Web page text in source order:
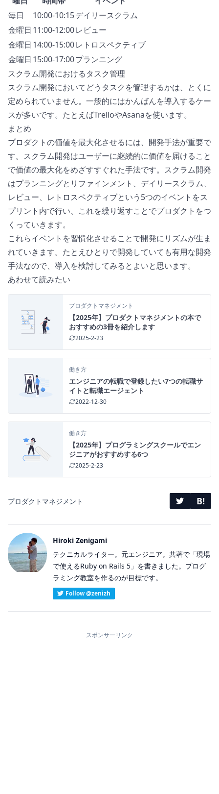
毎日
10:00-10:15デイリースクラム
金曜日 11:00-12:00レビュー
金曜日 14:00-15:00レトロスペクティブ
金曜日 15:00-17:00プランニング
スクラム開発におけるタスク管理
スクラム開発においてどうタスクを管理するかは、とくに
定められていません。一般的にはかんばんを導入するケー
スが多いです。たとえばTrelloやAsanaを使います。
まとめ
プロダクトの価値を最大化させるには、開発手法が重要で
す。スクラム開発はユーザーに継続的に価値を届けること
で価値の最大化をめざすすぐれた手法です。スクラム開発
はプランニングとリファインメント、デイリースクラム、
レビュー、レトロスペクティブという5つのイベントをス
プリント内で行い、これを繰り返すことでプロダクトをつ
くっていきます。
これらイベントを習慣化させることで開発にリズムが生ま
れていきます。たとえひとりで開発していても有用な開発
手法なので、導入を検討してみるとよいと思います。
あわせて読みたい
プロダクトマネジメント
【2025年】プロダクトマネジメントの本で
おすすめの3冊を紹介します
2025-2-23
働き方
エンジニアの転職で登録したい7つの転職サ
イトと転職エージェント
2022-12-30
働き方
【2025年】プログラミングスクールでエン
ジニアがおすすめする6つ
2025-2-23
プロダクトマネジメント B!
Hiroki Zenigami
テクニカルライター。元エンジニア。共著で「現場
で使えるRuby on Rails 5」を書きました。プログ
ラミング教室を作るのが目標です。
Follow @zenizh
スポンサーリンク